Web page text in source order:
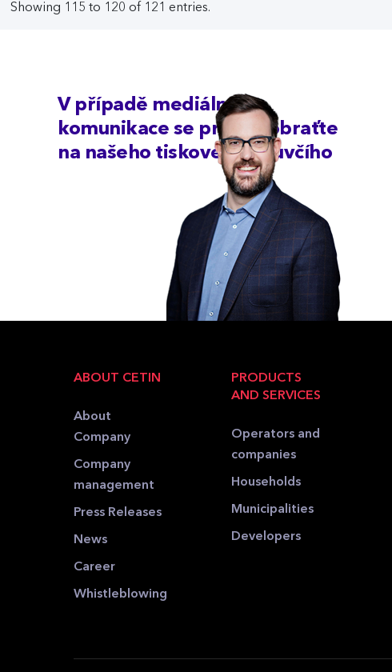
Showing 115 to 120 of 121 entries.
V případě mediální
komunikace se prosím obraťte
na našeho tiskového mluvčího
ABOUT CETIN
About
Company
Company
management
Press Releases
News
Career
Whistleblowing
PRODUCTS
AND SERVICES
Operators and
companies
Households
Municipalities
Developers